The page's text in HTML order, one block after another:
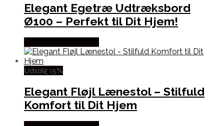
Elegant Egetræ Udtræksbord
Ø100 – Perfekt til Dit Hjem!
Udsalg 15%
Elegant Fløjl Lænestol – Stilfuld
Komfort til Dit Hjem